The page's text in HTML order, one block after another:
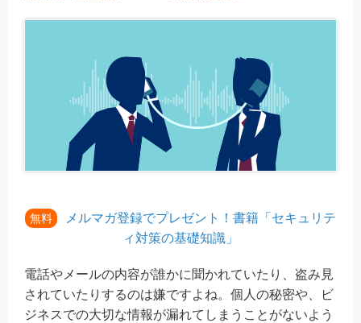
無料
メルマガ登録でプレゼント！書籍「セキュリテ
ィ対策の基礎知識」
電話やメールの内容が誰かに聞かれていたり、盗み見
されていたりするのは嫌ですよね。個人の秘密や、ビ
ジネスでの大切な情報が漏れてしまうことがないよう